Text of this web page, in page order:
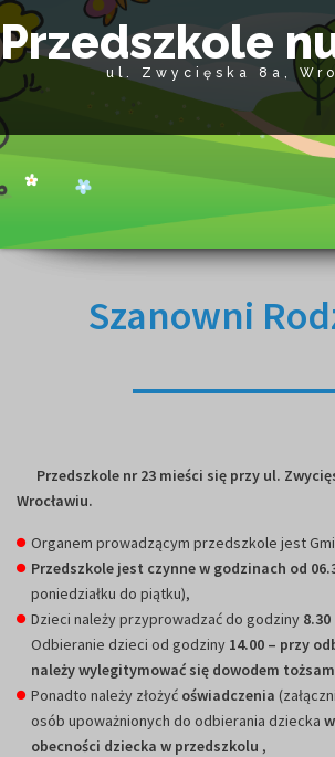
Przedszkole
ul. Zwycięska 8a,
Szanowni
Przedszkole nr 23 mieści się przy ul.
Wrocławiu.
Organem prowadzącym przedszkole jest
Przedszkole jest czynne w godzinach od
poniedziałku do piątku),
Dzieci należy przyprowadzać do godziny 8.30
Odbieranie dzieci od godziny 14.00 – przy
należy wylegitymować się dowodem
Ponadto należy złożyć oświadczenia
osób upoważnionych do odbierania dziecka
obecności dziecka w przedszkolu ,